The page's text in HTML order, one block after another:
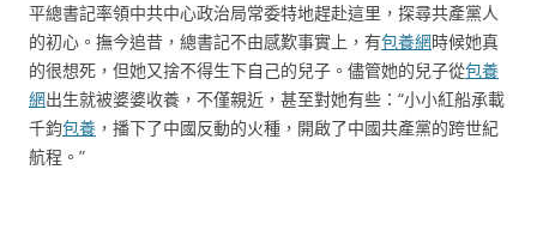
平總書記率領中共中心政治局常委特地趕赴這里，探尋共產黨人
的初心。撫今追昔，總書記不由感歎事實上，有包養網時候她真
的很想死，但她又捨不得生下自己的兒子。儘管她的兒子從包養
網出生就被婆婆收養，不僅親近，甚至對她有些：“小小紅船承載
千鈞包養 ，播下了中國反動的火種，開啟了中國共產黨的跨世紀
航程。”